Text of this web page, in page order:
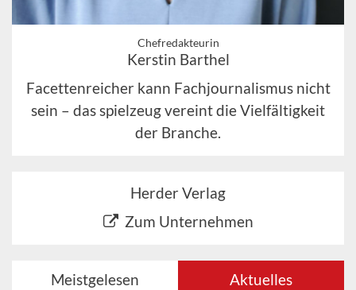
Chefredakteurin
Kerstin Barthel
Facettenreicher kann Fachjournalismus nicht
sein – das spielzeug vereint die Vielfältigkeit
der Branche.
Herder Verlag
Zum Unternehmen
Meistgelesen Aktuelles